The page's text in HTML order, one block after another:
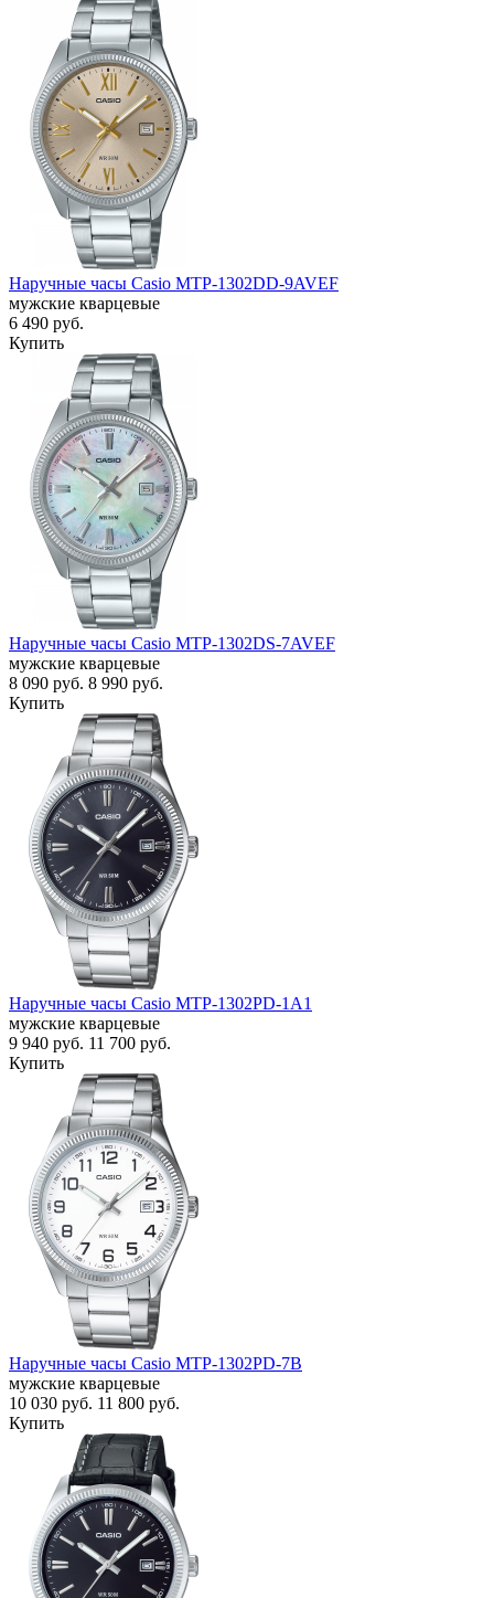
Наручные часы Casio MTP-1302DD-9AVEF
мужские кварцевые
6 490 руб.
Купить
Наручные часы Casio MTP-1302DS-7AVEF
мужские кварцевые
8 090 руб. 8 990 руб.
Купить
Наручные часы Casio MTP-1302PD-1A1
мужские кварцевые
9 940 руб. 11 700 руб.
Купить
Наручные часы Casio MTP-1302PD-7B
мужские кварцевые
10 030 руб. 11 800 руб.
Купить